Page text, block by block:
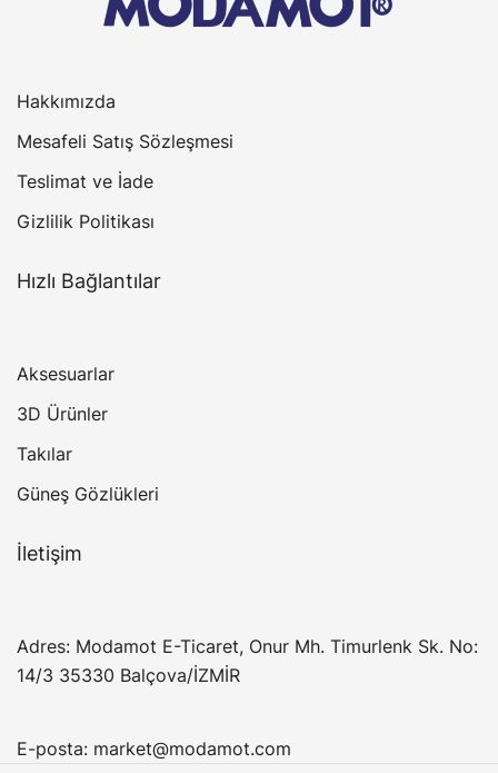
Hakkımızda
Mesafeli Satış Sözleşmesi
Teslimat ve İade
Gizlilik Politikası
Hızlı Bağlantılar
Aksesuarlar
3D Ürünler
Takılar
Güneş Gözlükleri
İletişim
Adres: Modamot E-Ticaret, Onur Mh. Timurlenk Sk. No:
14/3 35330 Balçova/İZMİR
E-posta: market@modamot.com